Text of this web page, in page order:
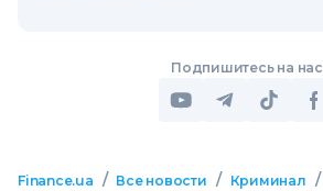
Подпишитесь на нас
Finance.ua / Все новости / Криминал /